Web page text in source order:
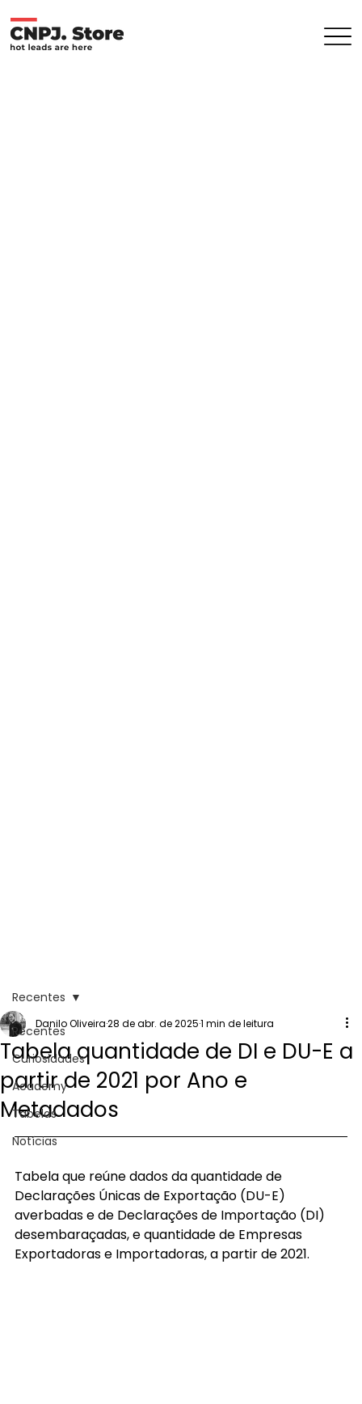
Recentes
Curiosidades
Academy
Tabelas
Notícias
Recentes
Tabela quantidade de DI e DU-E a
partir de 2021 por Ano e
Metadados
Danilo Oliveira28 de abr. de 20251 min de leitura
Tabela que reúne dados da quantidade de
Declarações Únicas de Exportação (DU-E)
averbadas e de Declarações de Importação (DI)
desembaraçadas, e quantidade de Empresas
Exportadoras e Importadoras, a partir de 2021.